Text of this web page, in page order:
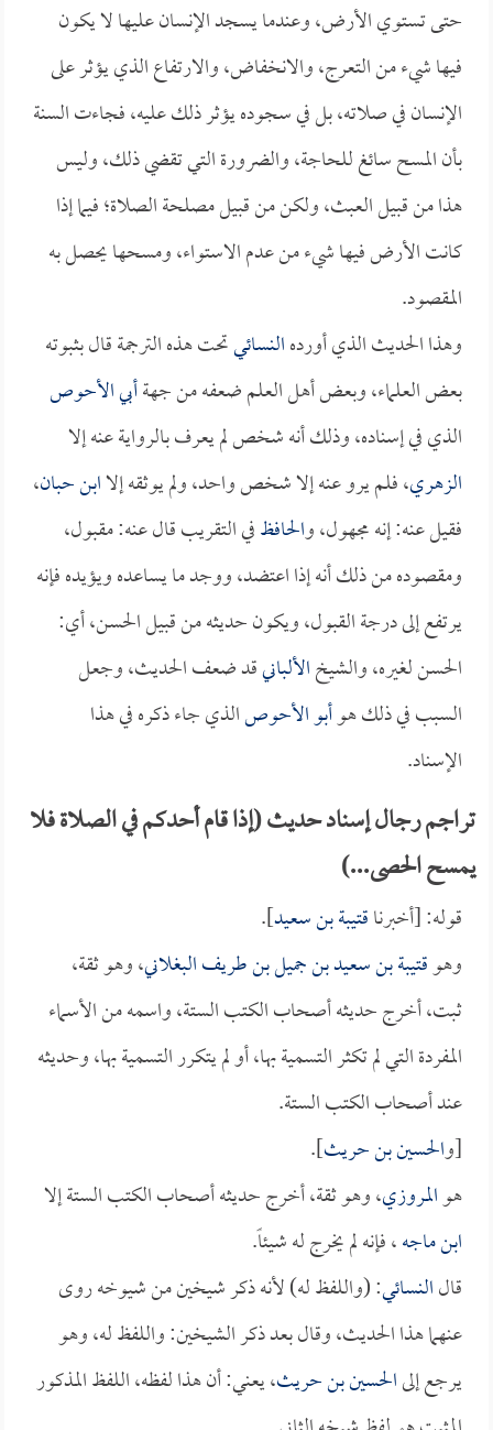
حتى تستوي الأرض، وعندما يسجد الإنسان عليها لا يكون
فيها شيء من التعرج، والانخفاض، والارتفاع الذي يؤثر على
الإنسان في صلاته، بل في سجوده يؤثر ذلك عليه، فجاءت السنة
بأن المسح سائغ للحاجة، والضرورة التي تقضي ذلك، وليس
هذا من قبيل العبث، ولكن من قبيل مصلحة الصلاة؛ فيما إذا
كانت الأرض فيها شيء من عدم الاستواء، ومسحها يحصل به
المقصود.
وهذا الحديث الذي أوردهالنسائيتحت هذه الترجمة قال بثبوته
بعض العلماء، وبعض أهل العلم ضعفه من جهةأبي الأحوص
الذي في إسناده، وذلك أنه شخص لم يعرف بالرواية عنه إلا
الزهري، فلم يرو عنه إلا شخص واحد، ولم يوثقه إلاابن حبان،
فقيل عنه: إنه مجهول، والحافظفي التقريب قال عنه: مقبول،
ومقصوده من ذلك أنه إذا اعتضد، ووجد ما يساعده ويؤيده فإنه
يرتفع إلى درجة القبول، ويكون حديثه من قبيل الحسن، أي:
الحسن لغيره، والشيخالألبانيقد ضعف الحديث، وجعل
السبب في ذلك هوأبو الأحوصالذي جاء ذكره في هذا
الإسناد.
تراجم رجال إسناد حديث (إذا قام أحدكم في الصلاة فلا
يمسح الحصى...)
قوله: [أخبرناقتيبة بن سعيد].
وهوقتيبة بن سعيد بن جميل بن طريف البغلاني، وهو ثقة،
ثبت، أخرج حديثه أصحاب الكتب الستة، واسمه من الأسماء
المفردة التي لم تكثر التسمية بها، أو لم يتكرر التسمية بها، وحديثه
عند أصحاب الكتب الستة.
[والحسين بن حريث].
هوالمروزي، وهو ثقة، أخرج حديثه أصحاب الكتب الستة إلا
ابن ماجه، فإنه لم يخرج له شيئاً.
قالالنسائي: (واللفظ له) لأنه ذكر شيخين من شيوخه روى
عنهما هذا الحديث، وقال بعد ذكر الشيخين: واللفظ له، وهو
يرجع إلىالحسين بن حريث، يعني: أن هذا لفظه، اللفظ المذكور